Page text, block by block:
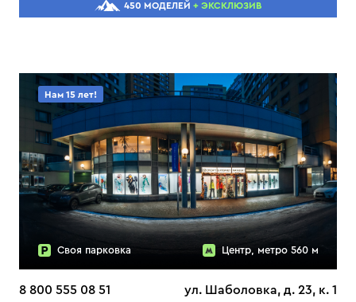
450 МОДЕЛЕЙ + ЭКСКЛЮЗИВ
Нам 15 лет!
Своя парковка Центр, метро 560 м
8 800 555 08 51 ул. Шаболовка, д. 23, к. 1